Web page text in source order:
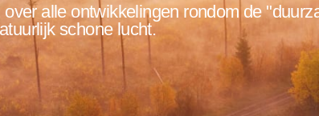
alle ontwikkelingen rondom de
schone lucht.